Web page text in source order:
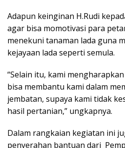
Adapun keinginan H.Rudi
agar bisa momotivasi para
menekuni tanaman lada guna
kejayaan lada seperti semula.
“Selain itu, kami
bisa membantu kami dalam
jembatan, supaya kami tidak
hasil pertanian,” ungkapnya.
Dalam rangkaian kegiatan ini
penyerahan bantuan dari